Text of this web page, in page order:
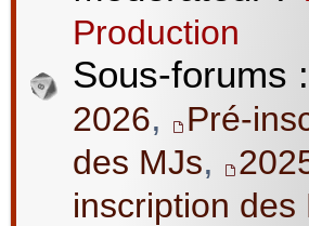
Production
Sous-forums :
2026,
Pré-
des MJs,
inscription des